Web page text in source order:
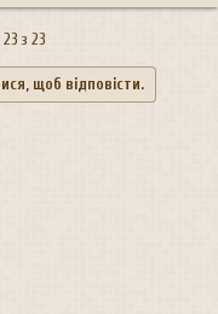
23 з 23
щоб відповісти.